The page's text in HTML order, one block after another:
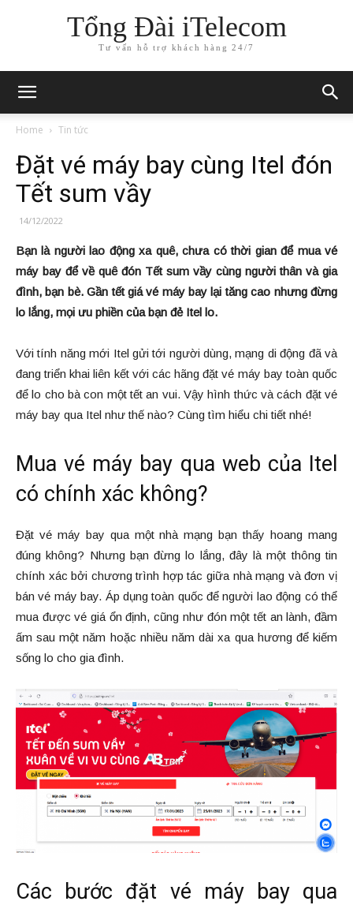
Tổng Đài iTelecom
Tư vấn hỗ trợ khách hàng 24/7
Home Tin tức
Đặt vé máy bay cùng Itel đón
Tết sum vầy
14/12/2022
Bạn là người lao động xa quê, chưa có thời gian để mua vé
máy bay để về quê đón Tết sum vầy cùng người thân và gia
đình, bạn bè. Gần tết giá vé máy bay lại tăng cao nhưng đừng
lo lắng, mọi ưu phiền của bạn đẻ Itel lo.
Với tính năng mới Itel gửi tới người dùng, mạng di động đã và
đang triển khai liên kết với các hãng đặt vé máy bay toàn quốc
để lo cho bà con một tết an vui. Vậy hình thức và cách đặt vé
máy bay qua Itel như thế nào? Cùng tìm hiểu chi tiết nhé!
Mua vé máy bay qua web của Itel
có chính xác không?
Đặt vé máy bay qua một nhà mạng bạn thấy hoang mang
đúng không? Nhưng bạn đừng lo lắng, đây là một thông tin
chính xác bởi chương trình hợp tác giữa nhà mạng và đơn vị
bán vé máy bay. Áp dụng toàn quốc để người lao động có thể
mua được vé giá ổn định, cũng như đón một tết an lành, đầm
ấm sau một năm hoặc nhiều năm dài xa qua hương để kiếm
sống lo cho gia đình.
Các bước đặt vé máy bay qua